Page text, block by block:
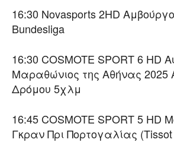
16:30 Novasports 2HD
Bundesliga
16:30 COSMOTE SPORT 6 HD
Μαραθώνιος της Αθήνας
Δρόμου 5χλμ
16:45 COSMOTE SPORT 5 HD
Γκραν Πρι Πορτογαλίας (Tissot